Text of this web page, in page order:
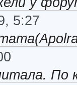
5:27
По